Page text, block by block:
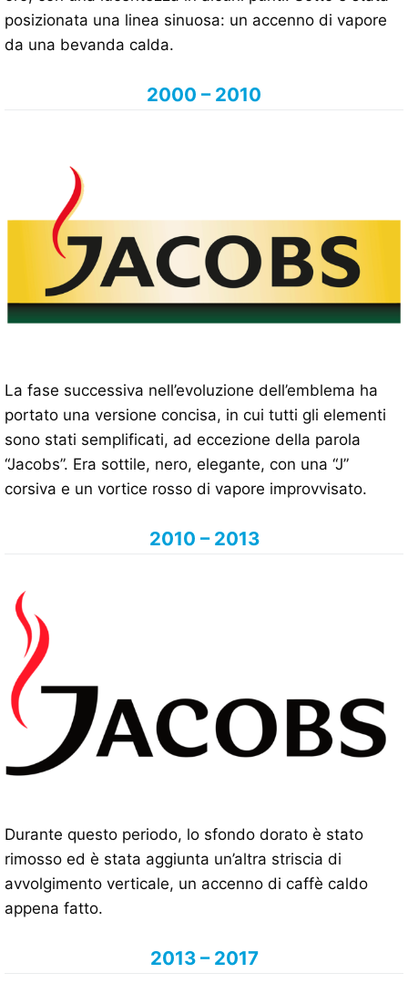
posizionata una linea sinuosa: un accenno di vapore
da una bevanda calda.
2000 – 2010
La fase successiva nell’evoluzione dell’emblema ha
portato una versione concisa, in cui tutti gli elementi
sono stati semplificati, ad eccezione della parola
“Jacobs”. Era sottile, nero, elegante, con una “J”
corsiva e un vortice rosso di vapore improvvisato.
2010 – 2013
Durante questo periodo, lo sfondo dorato è stato
rimosso ed è stata aggiunta un’altra striscia di
avvolgimento verticale, un accenno di caffè caldo
appena fatto.
2013 – 2017